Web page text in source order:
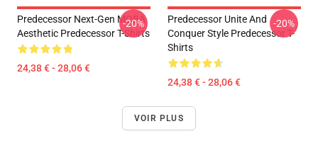
Predecessor Next-Gen MOBA
Aesthetic Predecessor T-Shirts
24,38 € - 28,06 €
-20%
Predecessor Unite And
Conquer Style Predecessor T-
Shirts
24,38 € - 28,06 €
-20%
VOIR PLUS